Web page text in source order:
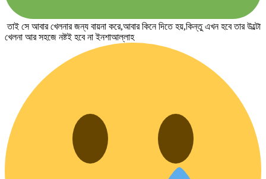
তাই সে আবার খেলনার জন্য বায়না করে,আবার কিনে দিতে হয়,কিন্তু এখন হবে তার উল্টো
খেলনা আর সহজে নষ্টই হবে না ইনশাআল্লাহ